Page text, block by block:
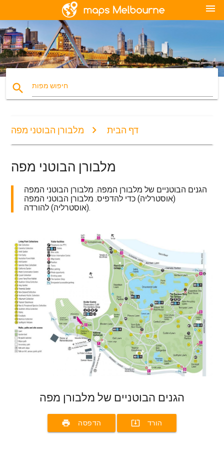
menu
search חיפוש מפות
דף הבית מלבורן הבוטני מפה
מלבורן הבוטני מפה
הגנים הבוטניים של מלבורן המפה. מלבורן הבוטני המפה
(אוסטרליה) כדי להדפיס. מלבורן הבוטני המפה
(אוסטרליה) להורדה.
הגנים הבוטניים של מלבורן מפה
print הדפסה system_update_alt הורד